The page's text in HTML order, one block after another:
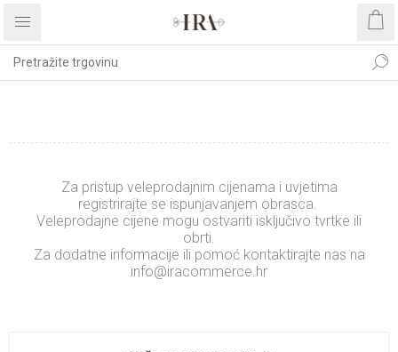
Za pristup veleprodajnim cijenama i uvjetima
registrirajte se ispunjavanjem obrasca.
Veleprodajne cijene mogu ostvariti isključivo tvrtke ili
obrti.
Za dodatne informacije ili pomoć kontaktirajte nas na
info@iracommerce.hr